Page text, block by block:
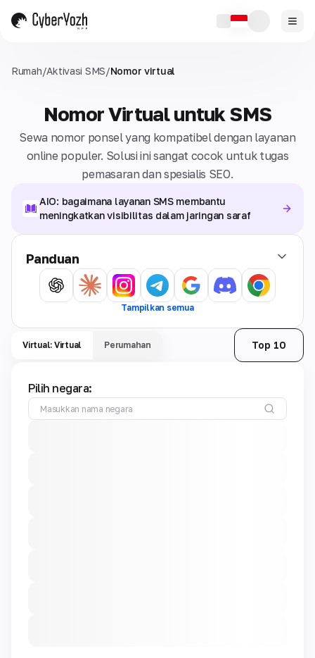
Rumah/Aktivasi SMS/Nomor virtual
Nomor Virtual untuk SMS
Sewa nomor ponsel yang kompatibel dengan layanan
online populer. Solusi ini sangat cocok untuk tugas
pemasaran dan spesialis SEO.
AIO: bagaimana layanan SMS membantu
meningkatkan visibilitas dalam jaringan saraf
Panduan
Tampilkan semua
Virtual: Virtual Perumahan Top 10
Pilih negara: